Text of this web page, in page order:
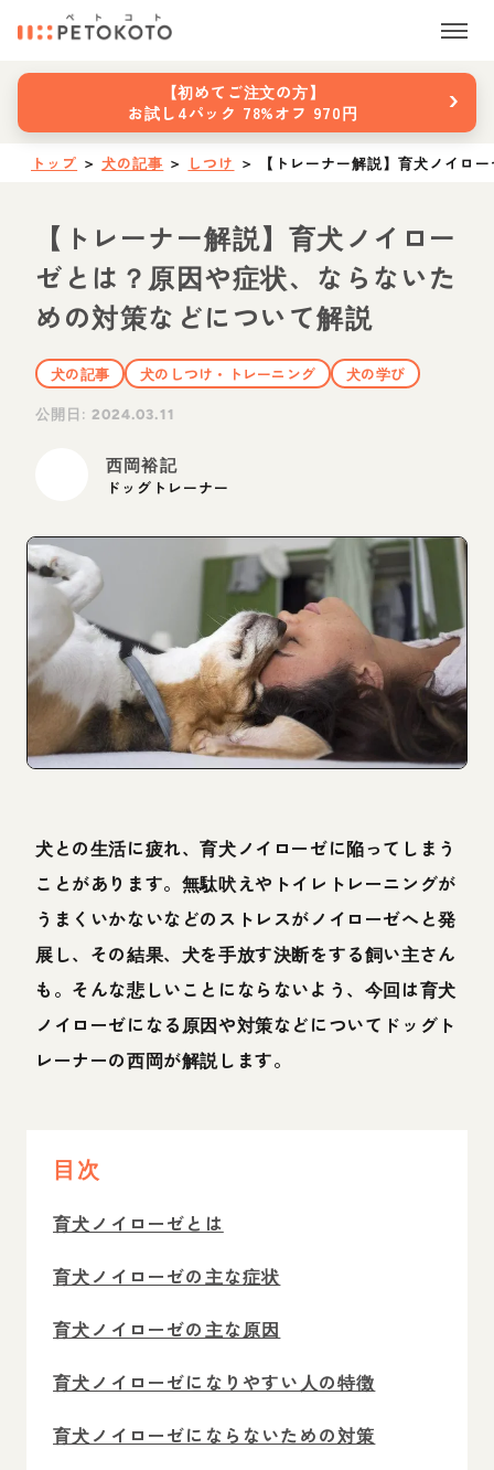
【初めてご注文の方】
お試し4パック 78%オフ 970円
›
トップ ＞ 犬の記事 ＞ しつけ ＞ 【トレーナー解説】育犬ノイロ
【トレーナー解説】育犬ノイロー
ゼとは？原因や症状、ならないた
めの対策などについて解説
犬の記事 犬のしつけ・トレーニング
犬の学び
公開日:2024.03.11
西岡裕記
ドッグトレーナー
犬との生活に疲れ、育犬ノイローゼに陥ってしまう
ことがあります。無駄吠えやトイレトレーニングが
うまくいかないなどのストレスがノイローゼへと発
展し、その結果、犬を手放す決断をする飼い主さん
も。そんな悲しいことにならないよう、今回は育犬
ノイローゼになる原因や対策などについてドッグト
レーナーの西岡が解説します。
目次
育犬ノイローゼとは
育犬ノイローゼの主な症状
育犬ノイローゼの主な原因
育犬ノイローゼになりやすい人の特徴
育犬ノイローゼにならないための対策